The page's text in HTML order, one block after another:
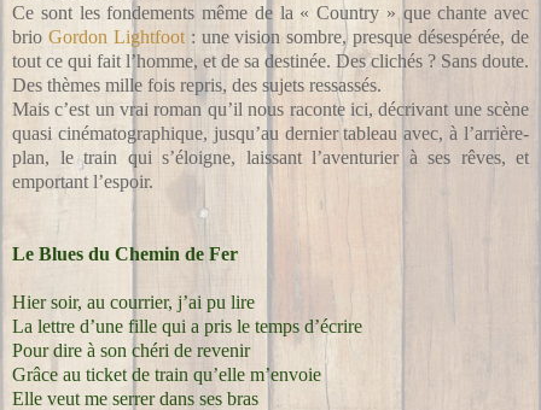
Ce sont les fondements même de la « Country » que chante avec
brio Gordon Lightfoot: une vision sombre, presque désespérée, de
tout ce qui fait l’homme, et de sa destinée. Des clichés ? Sans doute.
Des thèmes mille fois repris, des sujets ressassés.
Mais c’est un vrai roman qu’il nous raconte ici, décrivant une scène
quasi cinématographique, jusqu’au dernier tableau avec, à l’arrière-
plan, le train qui s’éloigne, laissant l’aventurier à ses rêves, et
emportant l’espoir.
Le Blues du Chemin de Fer
Hier soir, au courrier, j’ai pu lire
La lettre d’une fille qui a pris le temps d’écrire
Pour dire à son chéri de revenir
Grâce au ticket de train qu’elle m’envoie
Elle veut me serrer dans ses bras